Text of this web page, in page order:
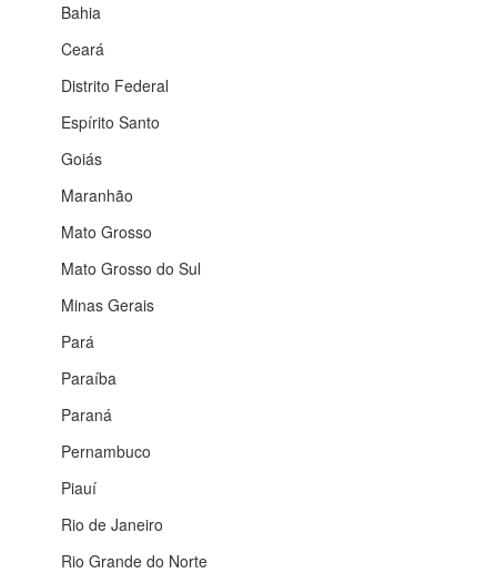
Bahia
Ceará
Distrito Federal
Espírito Santo
Goiás
Maranhão
Mato Grosso
Mato Grosso do Sul
Minas Gerais
Pará
Paraíba
Paraná
Pernambuco
Piauí
Rio de Janeiro
Rio Grande do Norte